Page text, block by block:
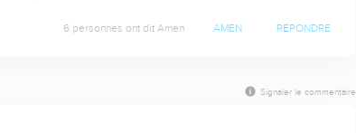
6 personnes ont dit Amen AMEN RÉPONDRE
Signaler le commentaire